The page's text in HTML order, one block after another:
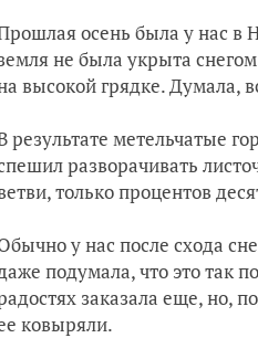
осень была у нас в
не была укрыта
высокой грядке. Думала,
результате метельчатые
разворачивать
только процентов
у нас после схода
подумала, что это так
заказала еще, но,
ковыряли.